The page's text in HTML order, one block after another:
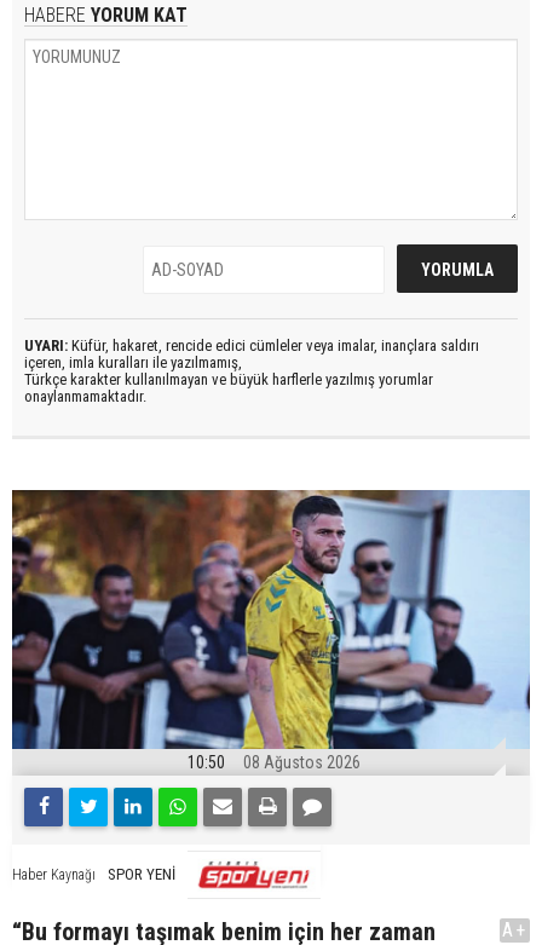
HABERE YORUM KAT
UYARI: Küfür, hakaret, rencide edici cümleler veya imalar, inançlara saldırı
içeren, imla kuralları ile yazılmamış,
Türkçe karakter kullanılmayan ve büyük harflerle yazılmış yorumlar
onaylanmamaktadır.
10:50 08 Ağustos 2026
Haber Kaynağı SPOR YENİ
“Bu formayı taşımak benim için her zaman
A+